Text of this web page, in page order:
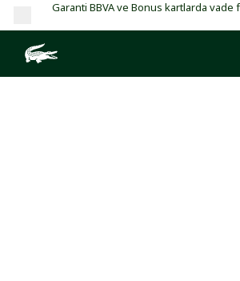
Garanti BBVA ve Bonus kartlarda vade